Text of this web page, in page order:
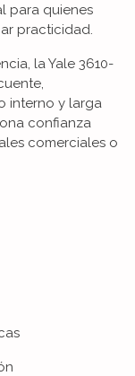
para quienes
practicidad.
la Yale 3610-
interno y larga
confianza
comerciales o